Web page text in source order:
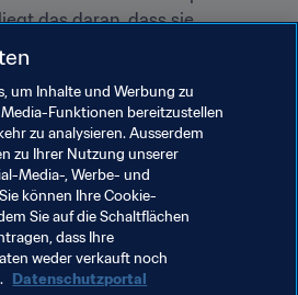
das daran, dass sie
hochklassigen Akteuren schon
das Ende dieser Wartezeit
Warteschlange dieser ungemein
Generation lang ist. Da
oder Paciência, wie die
um Inhalte und Werbung zu
Funktionen bereitzustellen
zu analysieren. Ausserdem
zu Ihrer Nutzung unserer
Media-, Werbe- und
können Ihre Cookie-
Sie auf die Schaltflächen
dass Ihre
weder verkauft noch
Datenschutzportal